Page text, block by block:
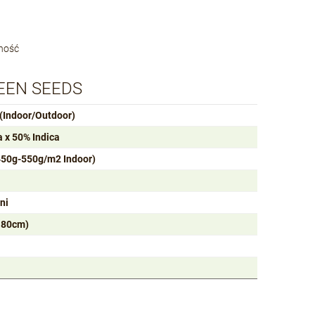
SEEDS
Outdoor)
x 50% Indica
550g/m2 Indoor)